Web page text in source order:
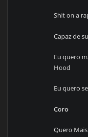
Shit on a
Capaz de
Eu quero
Hood
Eu quero
Coro
Quero